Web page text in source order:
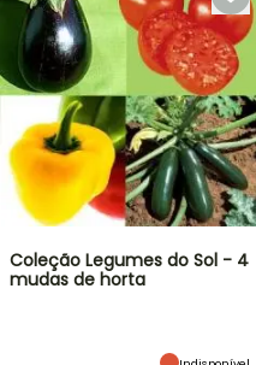
Coleção Legumes do Sol - 4
mudas de horta